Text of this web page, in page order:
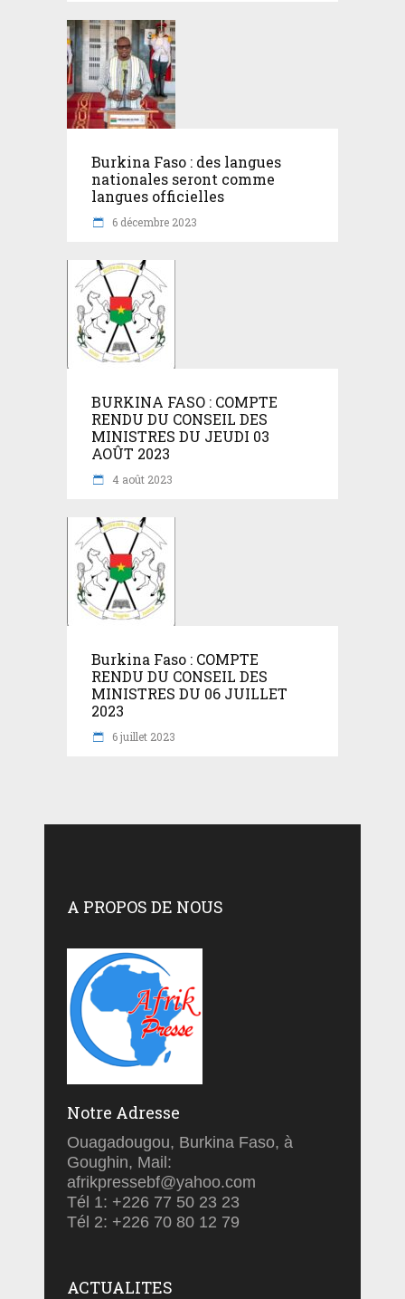
Burkina Faso : des langues
nationales seront comme
langues officielles
6 décembre 2023
BURKINA FASO : COMPTE
RENDU DU CONSEIL DES
MINISTRES DU JEUDI 03
AOÛT 2023
4 août 2023
Burkina Faso : COMPTE
RENDU DU CONSEIL DES
MINISTRES DU 06 JUILLET
2023
6 juillet 2023
A PROPOS DE NOUS
Notre Adresse
Ouagadougou, Burkina Faso, à
Goughin, Mail:
afrikpressebf@yahoo.com
Tél 1: +226 77 50 23 23
Tél 2: +226 70 80 12 79
ACTUALITES